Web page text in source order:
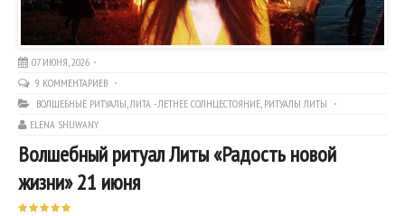
07 ИЮНЯ, 2026
9 КОММЕНТАРИЕВ
ВОЛШЕБНЫЕ РИТУАЛЫ,ЛИТА - ЛЕТНЕЕ СОЛНЦЕСТОЯНИЕ, РИТУАЛЫ ЛИТЫ
ELENA SHUWANY
Волшебный ритуал Литы «Радость новой
жизни» 21 июня